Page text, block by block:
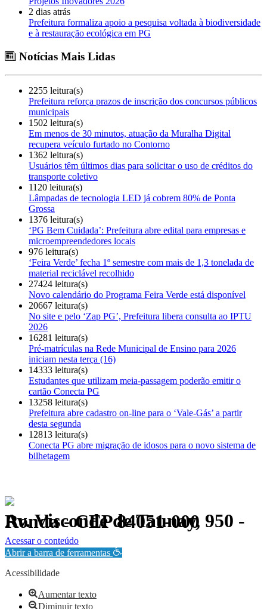
2 dias atrás
Prefeitura formaliza apoio a pesquisa voltada à biodiversidade
e à restauração ecológica em PG
Notícias Mais Lidas
2255 leitura(s)
Prefeitura reforça prazos de inscrição dos concursos públicos
municipais
1502 leitura(s)
Em menos de 30 minutos, atuação da Muralha Digital
recupera veículo furtado no Contorno
1362 leitura(s)
Usuários têm últimos dias para solicitar o uso de créditos do
transporte coletivo
1120 leitura(s)
Lâmpadas de tecnologia LED já cobrem 80% de Ponta
Grossa
1376 leitura(s)
‘PG Bem Cuidada’: Prefeitura abre edital para empresas e
microempreendedores locais
976 leitura(s)
‘Feira Verde’ fecha 1º semestre com mais de 1,3 tonelada de
material reciclável recolhido
27424 leitura(s)
Novo calendário do Programa Feira Verde está disponível
20667 leitura(s)
No site e pelo ‘Zap PG’, Prefeitura libera consulta ao IPTU
2026
16281 leitura(s)
Pré-matrículas na Rede Municipal de Ensino para 2026
iniciam nesta terça (16)
14333 leitura(s)
Estudantes que utilizam meia-passagem poderão emitir o
cartão Conecta PG
13258 leitura(s)
Prefeitura abre cadastro on-line para o ‘Vale-Gás’ a partir
desta segunda
12813 leitura(s)
Conecta PG abre migração de idosos para o novo sistema de
bilhetagem
Av. Visconde de Taunay, 950 - Ronda - CEP 84051-000
Política de Privacidade.
Acessar o conteúdo
Abrir a barra de ferramentas
Acessibilidade
Aumentar texto
Diminuir texto